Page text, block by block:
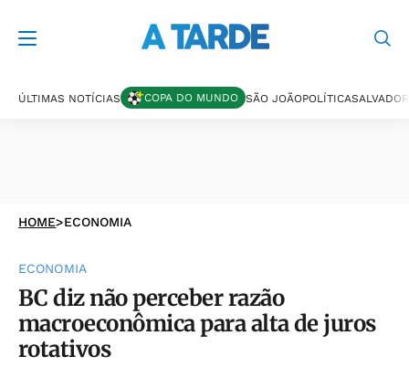
ÚLTIMAS NOTÍCIAS COPA DO MUNDO SÃO JOÃOPOLÍTICASALVADOR
HOME>ECONOMIA
ECONOMIA
BC diz não perceber razão
macroeconômica para alta de juros
rotativos